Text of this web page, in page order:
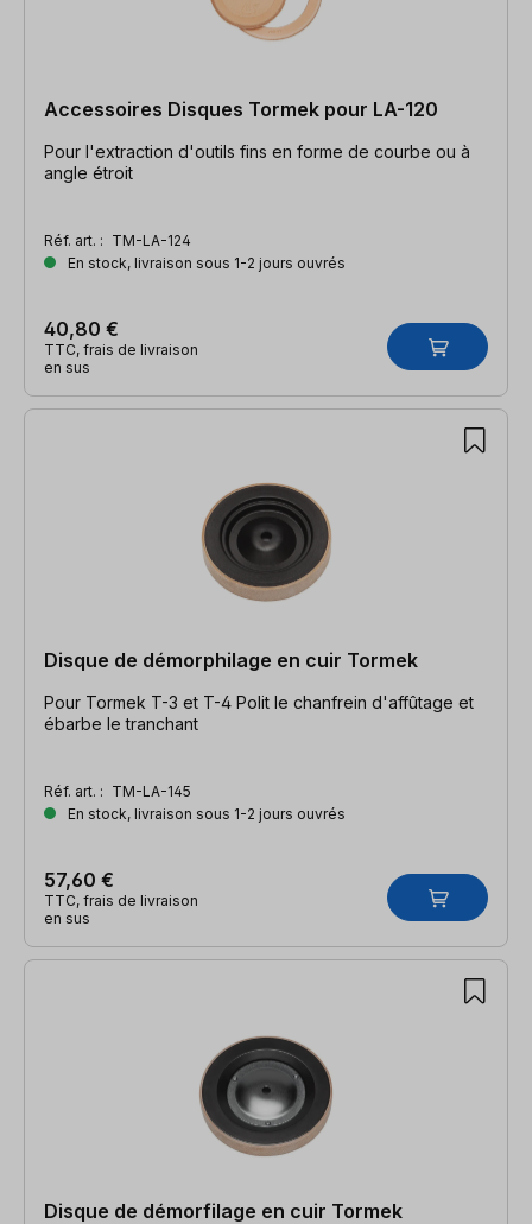
Accessoires Disques Tormek pour LA-120
Pour l'extraction d'outils fins en forme de courbe ou à
angle étroit
Réf. art. : TM-LA-124
En stock, livraison sous 1-2 jours ouvrés
40,80 €
TTC, frais de livraison
en sus
Disque de démorphilage en cuir Tormek
Pour Tormek T-3 et T-4 Polit le chanfrein d'affûtage et
ébarbe le tranchant
Réf. art. : TM-LA-145
En stock, livraison sous 1-2 jours ouvrés
57,60 €
TTC, frais de livraison
en sus
Disque de démorfilage en cuir Tormek